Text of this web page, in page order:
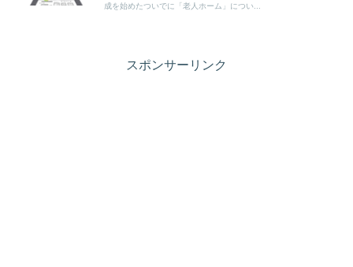
成を始めたついでに「老人ホーム」につい...
スポンサーリンク